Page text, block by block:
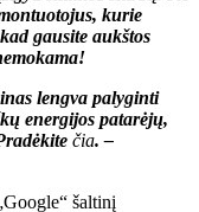
kurie
gausite aukštos
lengva palyginti
energijos patarėjų,
čia. –